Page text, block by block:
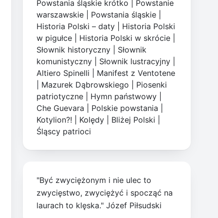
Powstania śląskie krótko
Powstanie
warszawskie
Powstania śląskie
Historia Polski – daty
Historia Polski
w pigułce
Historia Polski w skrócie
Słownik historyczny
Słownik
komunistyczny
Słownik lustracyjny
Altiero Spinelli
Manifest z Ventotene
Mazurek Dąbrowskiego
Piosenki
patriotyczne
Hymn państwowy
Che Guevara
Polskie powstania
Kotylion?!
Kolędy Bliżej Polski
Śląscy patrioci
"Być zwyciężonym i nie ulec to
zwycięstwo, zwyciężyć i spocząć na
laurach to klęska." Józef Piłsudski